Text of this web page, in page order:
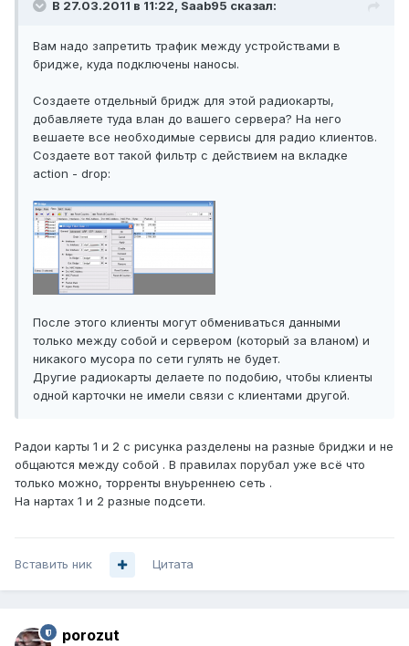
В 27.03.2011 в 11:22, Saab95 сказал:
Вам надо запретить трафик между устройствами в
бридже, куда подключены наносы.
Создаете отдельный бридж для этой радиокарты,
добавляете туда влан до вашего сервера? На него
вешаете все необходимые сервисы для радио клиентов.
Создаете вот такой фильтр с действием на вкладке
action - drop:
После этого клиенты могут обмениваться данными
только между собой и сервером (который за вланом) и
никакого мусора по сети гулять не будет.
Другие радиокарты делаете по подобию, чтобы клиенты
одной карточки не имели связи с клиентами другой.
Радои карты 1 и 2 с рисунка разделены на разные бриджи и не
общаются между собой . В правилах порубал уже всё что
только можно, торренты внуьреннею сеть .
На нартах 1 и 2 разные подсети.
Вставить ник Цитата
porozut